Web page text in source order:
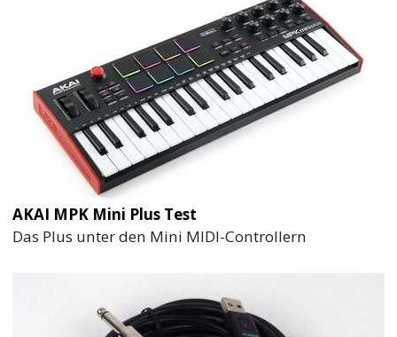
AKAI MPK Mini Plus Test
Das Plus unter den Mini MIDI-Controllern